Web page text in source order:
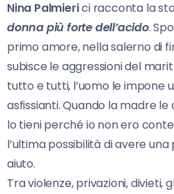
Nina Palmierici racconta la
donna più forte dell’acido.
primo amore, nella salerno di
subisce le aggressioni del
tutto e tutti, l’uomo le impone
asfissianti. Quando la madre le
lo tieni perché io non ero
l’ultima possibilità di avere
aiuto.
Tra violenze, privazioni, divieti,